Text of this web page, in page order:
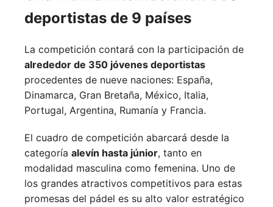
deportistas de 9 países
La competición contará con la participación de
alrededor de 350 jóvenes deportistas
procedentes de nueve naciones: España,
Dinamarca, Gran Bretaña, México, Italia,
Portugal, Argentina, Rumanía y Francia.
El cuadro de competición abarcará desde la
categoría alevín hasta júnior, tanto en
modalidad masculina como femenina. Uno de
los grandes atractivos competitivos para estas
promesas del pádel es su alto valor estratégico